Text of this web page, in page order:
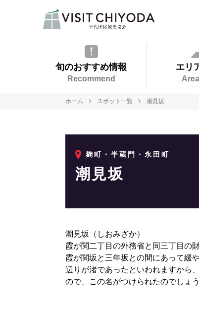
旬のおすすめ情報
Recommend
エリ
ホーム スポット一覧 潮見坂
麹町・半蔵門・永田町
潮見坂
潮見坂（しおみざか）
霞が関二丁目の外務省と同三丁目の
霞が関坂と三年坂との間にあって緩
辺りが渚であったといわれますから
ので、この名がつけられたのでしょう